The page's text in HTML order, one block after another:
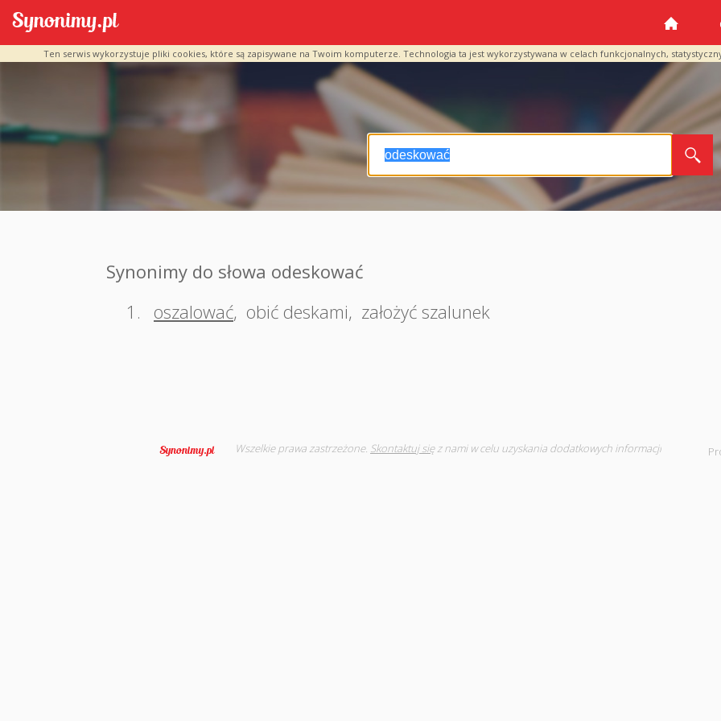
Ten serwis wykorzystuje pliki cookies, które są zapisywane na Twoim komputerze. Technologia ta jest wykorzystywana w celach funkcjonalnych,
Synonimy do słowa odeskować
1.
oszalować, obić deskami, założyć szalunek
Wszelkie prawa zastrzeżone. Skontaktuj sięz nami w celu uzyskania dodatkowych informacji